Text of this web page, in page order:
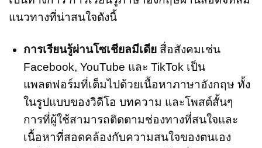
แนวทางที่น่าสนใจดังนี้
การเรียนรู้ผ่านโซเชียลมีเดียสื่อสังคมเช่น
Facebook, YouTube และ TikTok เป็น
แพลตฟอร์มที่เต็มไปด้วยเนื้อหาภาษาอังกฤษ ทั้ง
ในรูปแบบของวิดีโอ บทความ และโพสต์สั้นๆ
การที่ผู้ใช้สามารถติดตามช่องทางที่สนใจและ
เนื้อหาที่สอดคล้องกับความสนใจของตนเอง